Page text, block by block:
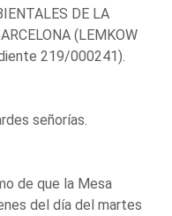
DE LA
(LEMKOW
219/000241).
señorías.
de que la Mesa
del día del martes